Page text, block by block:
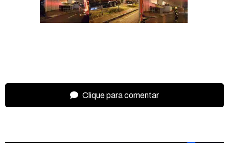
Clique para comentar